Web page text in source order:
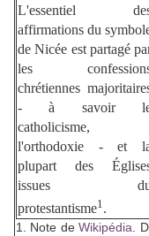
L'essentiel
affirmations du
de Nicée est partagé
les
chrétiennes
- à savoir
catholicisme,
l'orthodoxie - et
plupart des
issues
protestantisme1 .
1. Note deWikipédia .